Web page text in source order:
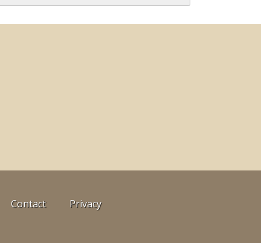
Contact Privacy